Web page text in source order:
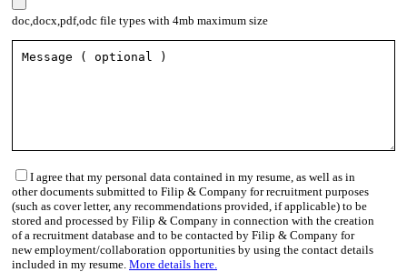
doc,docx,pdf,odc file types with 4mb maximum size
I agree that my personal data contained in my resume, as well as in
other documents submitted to Filip & Company for recruitment purposes
(such as cover letter, any recommendations provided, if applicable) to be
stored and processed by Filip & Company in connection with the creation
of a recruitment database and to be contacted by Filip & Company for
new employment/collaboration opportunities by using the contact details
included in my resume. More details here.